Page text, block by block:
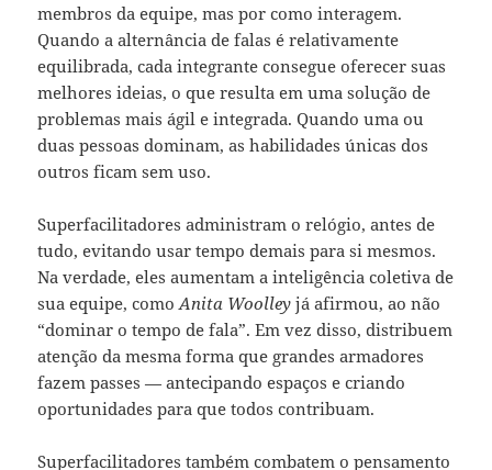
membros da equipe, mas por como interagem.
Quando a alternância de falas é relativamente
equilibrada, cada integrante consegue oferecer suas
melhores ideias, o que resulta em uma solução de
problemas mais ágil e integrada. Quando uma ou
duas pessoas dominam, as habilidades únicas dos
outros ficam sem uso.
Superfacilitadores administram o relógio, antes de
tudo, evitando usar tempo demais para si mesmos.
Na verdade, eles aumentam a inteligência coletiva de
sua equipe, comoAnita Woolley já afirmou, ao não
“dominar o tempo de fala”. Em vez disso, distribuem
atenção da mesma forma que grandes armadores
fazem passes — antecipando espaços e criando
oportunidades para que todos contribuam.
Superfacilitadores também combatem o pensamento